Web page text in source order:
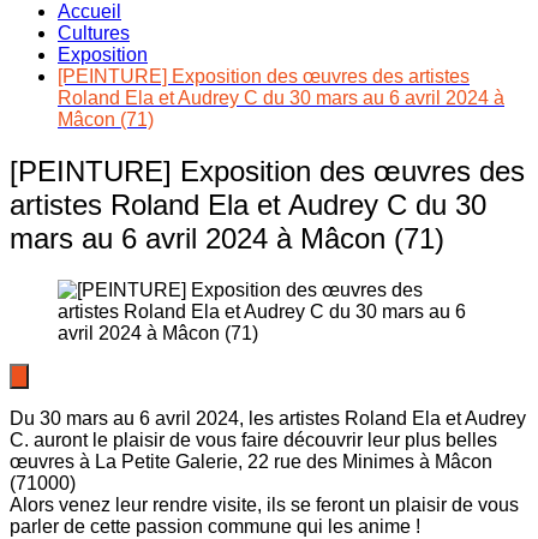
Accueil
Cultures
Exposition
[PEINTURE] Exposition des œuvres des artistes
Roland Ela et Audrey C du 30 mars au 6 avril 2024 à
Mâcon (71)
[PEINTURE] Exposition des œuvres des
artistes Roland Ela et Audrey C du 30
mars au 6 avril 2024 à Mâcon (71)
Du 30 mars au 6 avril 2024, les artistes Roland Ela et Audrey
C. auront le plaisir de vous faire découvrir leur plus belles
œuvres à La Petite Galerie, 22 rue des Minimes à Mâcon
(71000)
Alors venez leur rendre visite, ils se feront un plaisir de vous
parler de cette passion commune qui les anime !